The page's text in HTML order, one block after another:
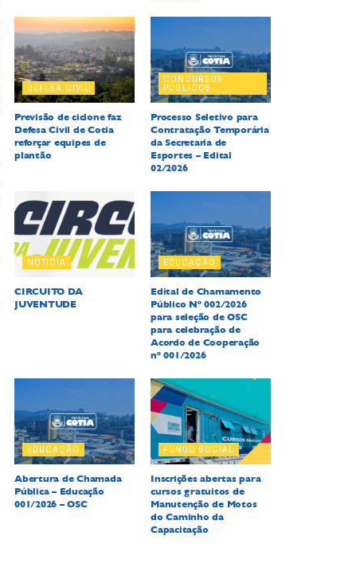
DEFESA CIVIL
Previsão de ciclone faz
Defesa Civil de Cotia
reforçar equipes de
plantão
CONCURSOS
PÚBLICOS
Processo Seletivo para
Contratação Temporária
da Secretaria de
Esportes – Edital
02/2026
NOTÍCIA
CIRCUITO DA
JUVENTUDE
EDUCAÇÃO
Edital de Chamamento
Público Nº 002/2026
para seleção de OSC
para celebração de
Acordo de Cooperação
nº 001/2026
EDUCAÇÃO
Abertura de Chamada
Pública – Educação
001/2026 – OSC
FUNDO SOCIAL
Inscrições abertas para
cursos gratuitos de
Manutenção de Motos
do Caminho da
Capacitação